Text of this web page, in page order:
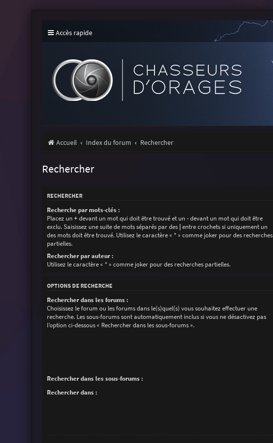
Accès rapide
Accueil Index du forum Rechercher
Rechercher
RECHERCHER
Recherche par mots-clés :
Placez un+devant un mot qui doit être trouvé et un-devant un mot qui doit être
exclu. Saisissez une suite de mots séparés par des |entre crochets si uniquement un
des mots doit être trouvé. Utilisez le caractère « * » comme joker pour des recherches
partielles.
Rechercher par auteur :
Utilisez le caractère « * » comme joker pour des recherches partielles.
OPTIONS DE RECHERCHE
Rechercher dans les forums :
Choisissez le forum ou les forums dans le(s)quel(s) vous souhaitez effectuer une
recherche. Les sous-forums sont automatiquement inclus si vous ne désactivez pas
l’option ci-dessous « Rechercher dans les sous-forums ».
Rechercher dans les sous-forums :
Rechercher dans :